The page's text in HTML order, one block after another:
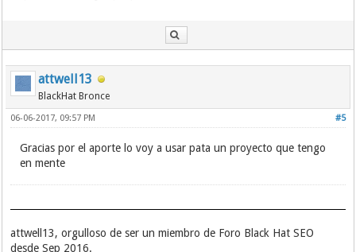
attwell13
BlackHat Bronce
#5
06-06-2017, 09:57 PM
Gracias por el aporte lo voy a usar pata un proyecto que tengo
en mente
attwell13, orgulloso de ser un miembro de Foro Black Hat SEO
desde Sep 2016.